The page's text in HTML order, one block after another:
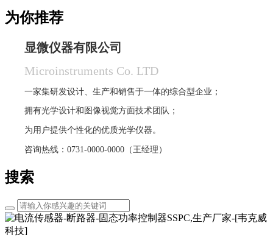
为你推荐
显微仪器有限公司
Microinstruments Co. LTD
一家集研发设计、生产和销售于一体的综合型企业；
拥有光学设计和图像视觉方面技术团队；
为用户提供个性化的优质光学仪器。
咨询热线：0731-0000-0000（王经理）
搜索